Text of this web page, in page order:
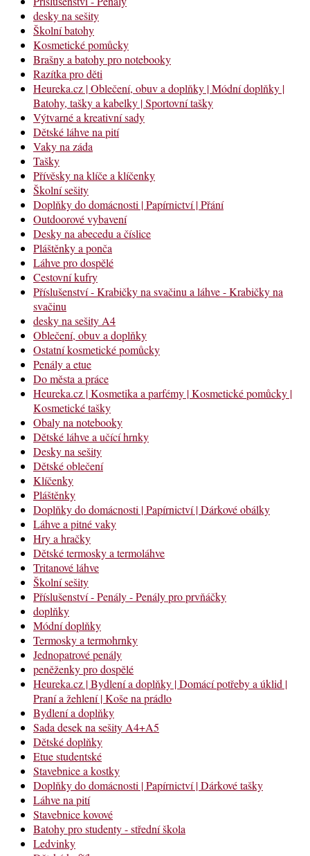
desky na sešity
Školní batohy
Kosmetické pomůcky
Brašny a batohy pro notebooky
Razítka pro děti
Heureka.cz | Oblečení, obuv a doplňky | Módní doplňky |
Batohy, tašky a kabelky | Sportovní tašky
Výtvarné a kreativní sady
Dětské láhve na pití
Vaky na záda
Tašky
Přívěsky na klíče a klíčenky
Školní sešity
Doplňky do domácnosti | Papírnictví | Přání
Outdoorové vybavení
Desky na abecedu a číslice
Pláštěnky a ponča
Láhve pro dospělé
Cestovní kufry
Příslušenství - Krabičky na svačinu a láhve - Krabičky na
svačinu
desky na sešity A4
Oblečení, obuv a doplňky
Ostatní kosmetické pomůcky
Penály a etue
Do města a práce
Heureka.cz | Kosmetika a parfémy | Kosmetické pomůcky |
Kosmetické tašky
Obaly na notebooky
Dětské láhve a učící hrnky
Desky na sešity
Dětské oblečení
Klíčenky
Pláštěnky
Doplňky do domácnosti | Papírnictví | Dárkové obálky
Láhve a pitné vaky
Hry a hračky
Dětské termosky a termoláhve
Tritanové láhve
Školní sešity
Příslušenství - Penály - Penály pro prvňáčky
doplňky
Módní doplňky
Termosky a termohrnky
Jednopatrové penály
peněženky pro dospělé
Heureka.cz | Bydlení a doplňky | Domácí potřeby a úklid |
Praní a žehlení | Koše na prádlo
Bydlení a doplňky
Sada desek na sešity A4+A5
Dětské doplňky
Etue studentské
Stavebnice a kostky
Doplňky do domácnosti | Papírnictví | Dárkové tašky
Láhve na pití
Stavebnice kovové
Batohy pro studenty - střední škola
Ledvinky